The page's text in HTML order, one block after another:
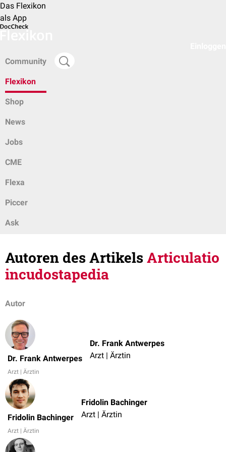
Das Flexikon
als App
Community
Flexikon
Shop
News
Jobs
CME
Flexa
Piccer
Ask
Autoren des ArtikelsArticulatio
incudostapedia
Autor
Dr. Frank Antwerpes
Arzt | Ärztin
Dr. Frank Antwerpes
Arzt | Ärztin
Fridolin Bachinger
Arzt | Ärztin
Fridolin Bachinger
Arzt | Ärztin